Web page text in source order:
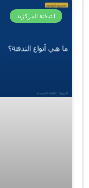
التدفئة المركزية